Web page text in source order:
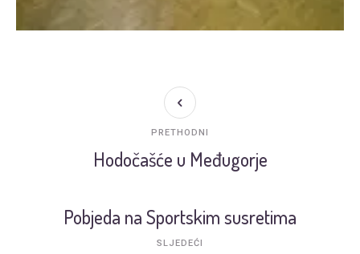
Hodočašće u Međugorje
PRETHODNI
Pobjeda na Sportskim susretima
SLJEDEĆI